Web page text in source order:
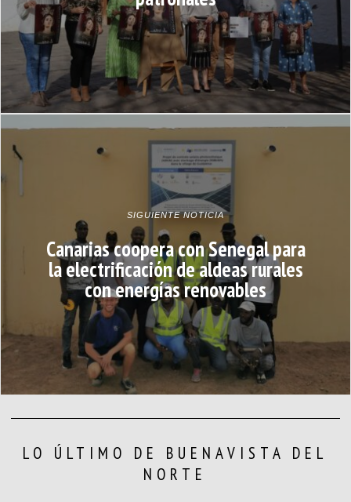
SIGUIENTE NOTICIA
Canarias coopera con Senegal para
la electrificación de aldeas rurales
con energías renovables
LO ÚLTIMO DE BUENAVISTA DEL
NORTE